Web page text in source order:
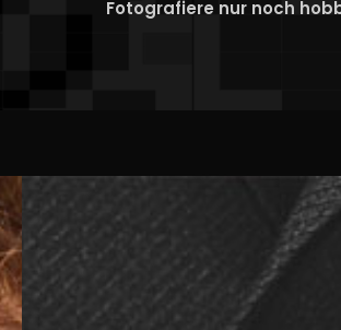
Fotografiere nur noch